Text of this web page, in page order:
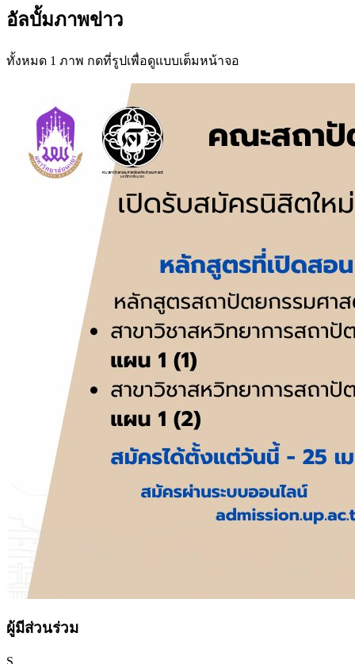
อัลบั้มภาพข่าว
ทั้งหมด 1 ภาพ กดที่รูปเพื่อดูแบบเต็มหน้าจอ
ผู้มีส่วนร่วม